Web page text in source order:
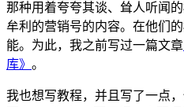
那种用着夸夸其谈、耸人听闻
牟利的营销号的内容。在他们
能。为此，我之前写过一篇文章
库》 。
我也想写教程，并且写了一点